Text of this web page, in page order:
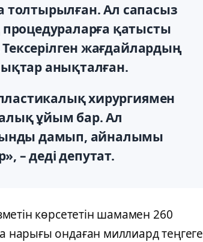
толтырылған. Ал сапасыз
қатысты
жағдайлардың
анықталған.
хирургиямен
ұйым бар. Ал
дамып, айналымы
– деді депутат.
көрсететін шамамен 260
ондаған миллиард теңгеге